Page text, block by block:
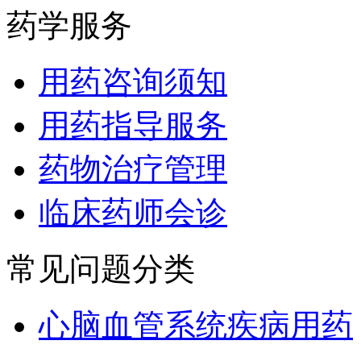
药学服务
用药咨询须知
用药指导服务
药物治疗管理
临床药师会诊
常见问题分类
心脑血管系统疾病用药